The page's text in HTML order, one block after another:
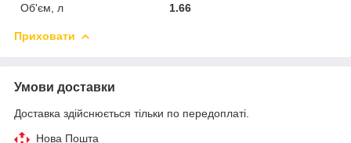
Об'єм, л
1.66
Приховати
Умови доставки
Доставка здійснюється тільки по передоплаті.
Нова Пошта